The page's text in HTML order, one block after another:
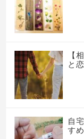
【
と
自
す